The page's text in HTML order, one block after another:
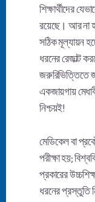
শিক্ষার্থীদের
রয়েছে। আর না
সঠিক মূল্যায়ন
ধরনের রেজাল্ট
জরুরিভিত্তিতে
একজায়গায়
নিশ্চয়ই!
মেডিকেল বা
পরীক্ষা হয়;
প্রকারের
ধরনের প্রস্তুতি